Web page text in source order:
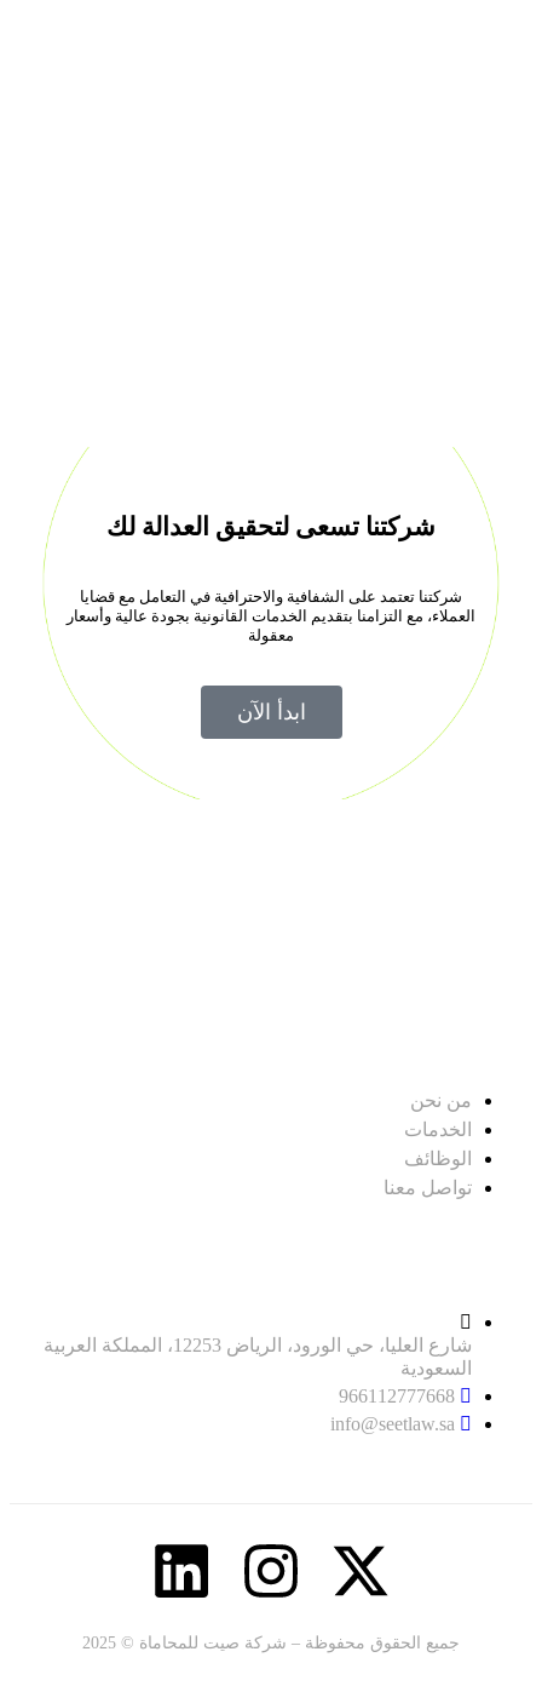
شركتنا تسعى لتحقيق العدالة لك
شركتنا تعتمد على الشفافية والاحترافية في التعامل مع قضايا
العملاء، مع التزامنا بتقديم الخدمات القانونية بجودة عالية وأسعار
معقولة
ابدأ الآن
من نحن
الخدمات
الوظائف
تواصل معنا
شارع العليا، حي الورود، الرياض 12253، المملكة العربية
السعودية
966112777668
info@seetlaw.sa
جميع الحقوق محفوظة – شركة صيت للمحاماة © 2025